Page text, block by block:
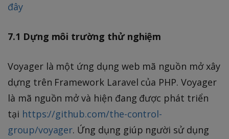
đây
7.1 Dựng môi trường thử nghiệm
Voyager là một ứng dụng web mã nguồn mở xây
dựng trên Framework Laravel của PHP. Voyager
là mã nguồn mở và hiện đang được phát triển
tại https://github.com/the-control-
group/voyager. Ứng dụng giúp người sử dụng